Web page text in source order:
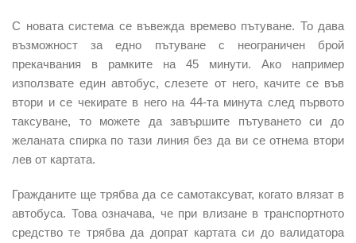
С новата система се въвежда времево пътуване. То дава
възможност за едно пътуване с неограничен брой
прекачвания в рамките на 45 минути. Ако например
използвате един автобус, слезете от него, качите се във
втори и се чекирате в него на 44-та минута след първото
таксуване, то можете да завършите пътуването си до
желаната спирка по тази линия без да ви се отнема втори
лев от картата.
Гражданите ще трябва да се самотаксуват, когато влязат в
автобуса. Това означава, че при влизане в транспортното
средство те трябва да допрат картата си до валидатора